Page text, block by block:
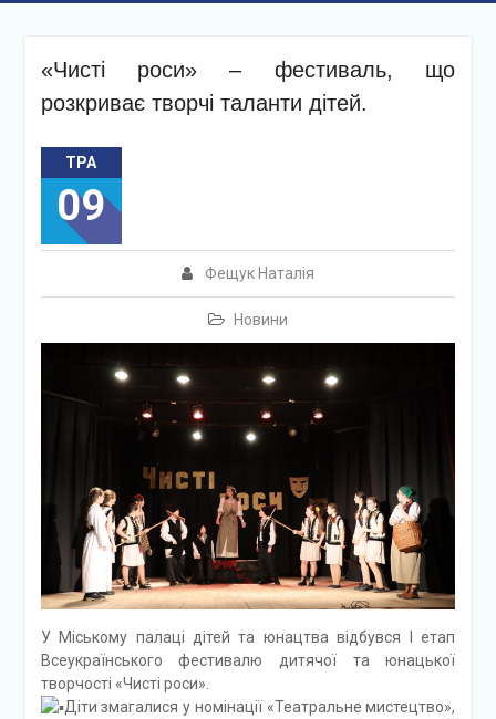
«Чисті роси» – фестиваль, що
розкриває творчі таланти дітей.
ТРА
09
Фещук Наталія
Новини
У Міському палаці дітей та юнацтва відбувся І етап
Всеукраїнського фестивалю дитячої та юнацької
творчості «Чисті роси».
Діти змагалися у номінації «Театральне мистецтво»,